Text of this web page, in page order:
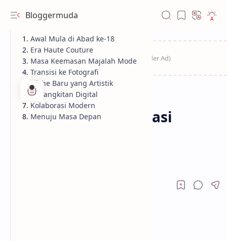
Bloggermuda
Sponsored
Peran Fashion Ilustrasi
Awal Mula di Abad ke-18
Era Haute Couture
Masa Keemasan Majalah Mode
Transisi ke Fotografi
Niche Baru yang Artistik
Kebangkitan Digital
Kolaborasi Modern
Menuju Masa Depan